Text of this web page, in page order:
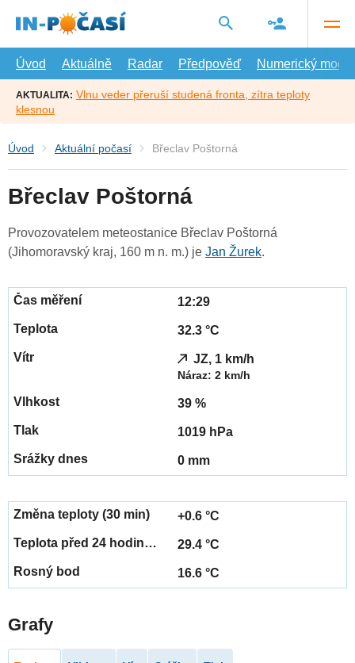
hlavní
Úvod
Aktuálně Radar Předpověď Numerický model
AKTUALITA: Vlnu veder přeruší studená fronta, zítra teploty
klesnou
Úvod Aktuální počasí Břeclav Poštorná
Břeclav Poštorná
Provozovatelem meteostanice Břeclav Poštorná
(Jihomoravský kraj, 160 m n. m.) je Jan Žurek.
12:29
32.3 °C
JZ, 1 km/h
Náraz: 2 km/h
39 %
1019 hPa
0 mm
+0.6 °C
29.4 °C
16.6 °C
Grafy